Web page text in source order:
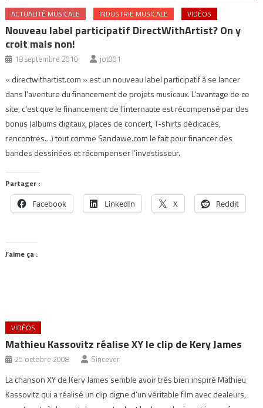
ACTUALITÉ MUSICALE INDUSTRIE MUSICALE VIDÉOS
Nouveau label participatif DirectWithArtist? On y
croit mais non!
18 septembre 2010 jot001
« directwithartist.com » est un nouveau label participatif à se lancer
dans l’aventure du financement de projets musicaux. L’avantage de ce
site, c’est que le financement de l’internaute est récompensé par des
bonus (albums digitaux, places de concert, T-shirts dédicacés,
rencontres…) tout comme Sandawe.com le fait pour financer des
bandes dessinées et récompenser l’investisseur.
Partager :
Facebook LinkedIn X Reddit
J’aime ça :
VIDÉOS
Mathieu Kassovitz réalise XY le clip de Kery James
25 octobre 2008 Sincever
La chanson XY de Kery James semble avoir très bien inspiré Mathieu
Kassovitz qui a réalisé un clip digne d’un véritable film avec dealeurs,